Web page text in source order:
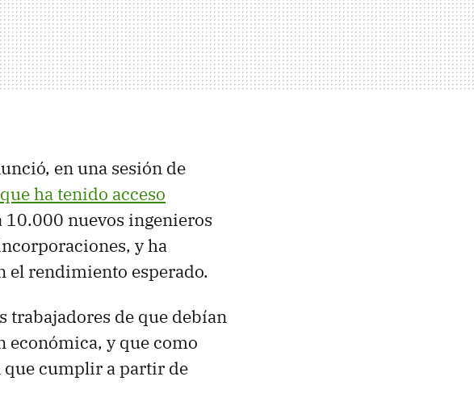
en una sesión de
ha tenido acceso
nuevos ingenieros
y ha
el rendimiento esperado.
trabajadores de que debían
económica, y que como
que cumplir a partir de